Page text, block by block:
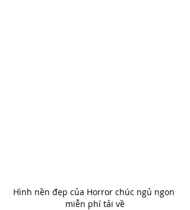
Hình nền đẹp của Horror chúc ngủ ngon
miễn phí tải về